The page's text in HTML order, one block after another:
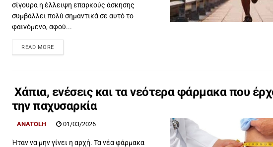
σίγουρα η έλλειψη επαρκούς άσκησης
συμβάλλει πολύ σημαντικά σε αυτό το
φαινόμενο, αφού...
READ MORE
Χάπια, ενέσεις και τα νεότερα φάρμακα που
την παχυσαρκία
ANATOLH 01/03/2026
Ήταν να μην γίνει η αρχή. Τα νέα φάρμακα